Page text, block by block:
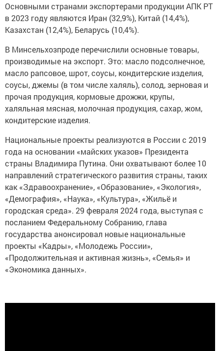
Основными странами экспортерами продукции АПК РТ
в 2023 году являются Иран (32,9%), Китай (14,4%),
Казахстан (12,4%), Беларусь (10,4%).
В Минсельхозпроде перечислили основные товары,
производимые на экспорт. Это: масло подсолнечное,
масло рапсовое, шрот, соусы, кондитерские изделия,
соусы, джемы (в том числе халяль), солод, зерновая и
прочая продукция, кормовые дрожжи, крупы,
халяльная мясная, молочная продукция, сахар, жом,
кондитерские изделия.
Национальные проекты реализуются в России с 2019
года на основании «майских указов» Президента
страны Владимира Путина. Они охватывают более 10
направлений стратегического развития страны, таких
как «Здравоохранение», «Образование», «Экология»,
«Демография», «Наука», «Культура», «Жильё и
городская среда». 29 февраля 2024 года, выступая с
посланием Федеральному Собранию, глава
государства анонсировал новые национальные
проекты «Кадры», «Молодежь России»,
«Продолжительная и активная жизнь», «Семья» и
«Экономика данных».